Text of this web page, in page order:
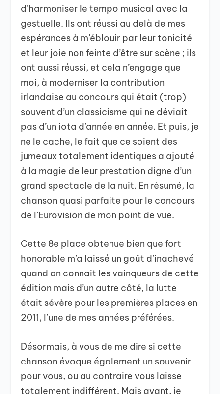
d’harmoniser le tempo musical avec la
gestuelle. Ils ont réussi au delà de mes
espérances à m’éblouir par leur tonicité
et leur joie non feinte d’être sur scène ; ils
ont aussi réussi, et cela n’engage que
moi, à moderniser la contribution
irlandaise au concours qui était (trop)
souvent d’un classicisme qui ne déviait
pas d’un iota d’année en année. Et puis, je
ne le cache, le fait que ce soient des
jumeaux totalement identiques a ajouté
à la magie de leur prestation digne d’un
grand spectacle de la nuit. En résumé, la
chanson quasi parfaite pour le concours
de l’Eurovision de mon point de vue.
Cette 8e place obtenue bien que fort
honorable m’a laissé un goût d’inachevé
quand on connait les vainqueurs de cette
édition mais d’un autre côté, la lutte
était sévère pour les premières places en
2011, l’une de mes années préférées.
Désormais, à vous de me dire si cette
chanson évoque également un souvenir
pour vous, ou au contraire vous laisse
totalement indifférent. Mais avant, je